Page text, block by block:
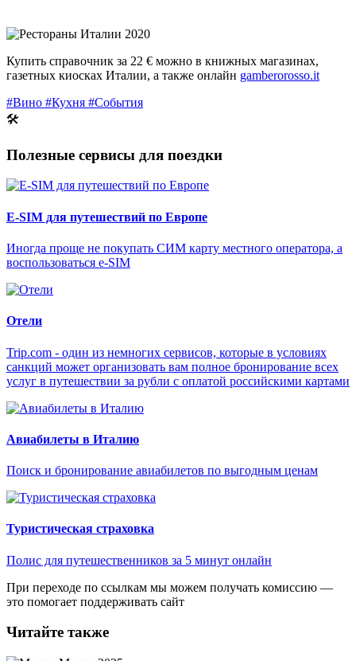
Купить справочник за 22 € можно в книжных магазинах,
газетных киосках Италии, а также онлайн gamberorosso.it
#Вино #Кухня #События
🛠
Полезные сервисы для поездки
E-SIM для путешествий по Европе
Иногда проще не покупать СИМ карту местного оператора, а
воспользоваться e-SIM
Отели
Trip.com - один из немногих сервисов, которые в условиях
санкций может организовать вам полное бронирование всех
услуг в путешествии за рубли с оплатой российскими картами
Авиабилеты в Италию
Поиск и бронирование авиабилетов по выгодным ценам
Туристическая страховка
Полис для путешественников за 5 минут онлайн
При переходе по ссылкам мы можем получать комиссию —
это помогает поддерживать сайт
Читайте также